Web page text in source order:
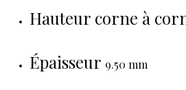
Hauteur corne à
Épaisseur 9.50 mm